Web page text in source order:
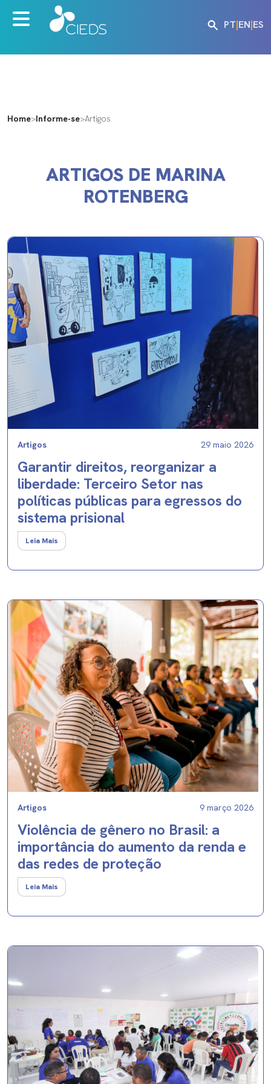
PT|EN|ES
Home>Informe-se>Artigos
ARTIGOS DE MARINA
ROTENBERG
Artigos 29 maio 2026
Garantir direitos, reorganizar a
liberdade: Terceiro Setor nas
políticas públicas para egressos do
sistema prisional
Leia Mais
Artigos 9 março 2026
Violência de gênero no Brasil: a
importância do aumento da renda e
das redes de proteção
Leia Mais